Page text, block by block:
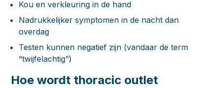
Kou en verkleuring in de hand
Nadrukkelijker symptomen in de nacht dan
overdag
Testen kunnen negatief zijn (vandaar de term
“twijfelachtig”)
Hoe wordt thoracic outlet